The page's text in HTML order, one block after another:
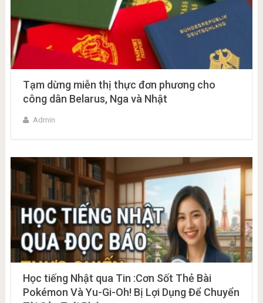
Tạm dừng miễn thị thực đơn phương cho
công dân Belarus, Nga và Nhật
Admin
Học tiếng Nhật qua Tin :Cơn Sốt Thẻ Bài
Pokémon Và Yu-Gi-Oh! Bị Lợi Dụng Để Chuyển